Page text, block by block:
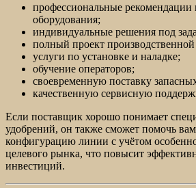
профессиональные рекомендации
оборудования;
индивидуальные решения под
полный проект
услуги по установке и наладке;
обучение операторов;
своевременную поставку
качественную сервисную
Если поставщик хорошо понимает
удобрений, он также сможет помочь
конфигурацию линии с учётом
целевого рынка, что повысит
инвестиций.